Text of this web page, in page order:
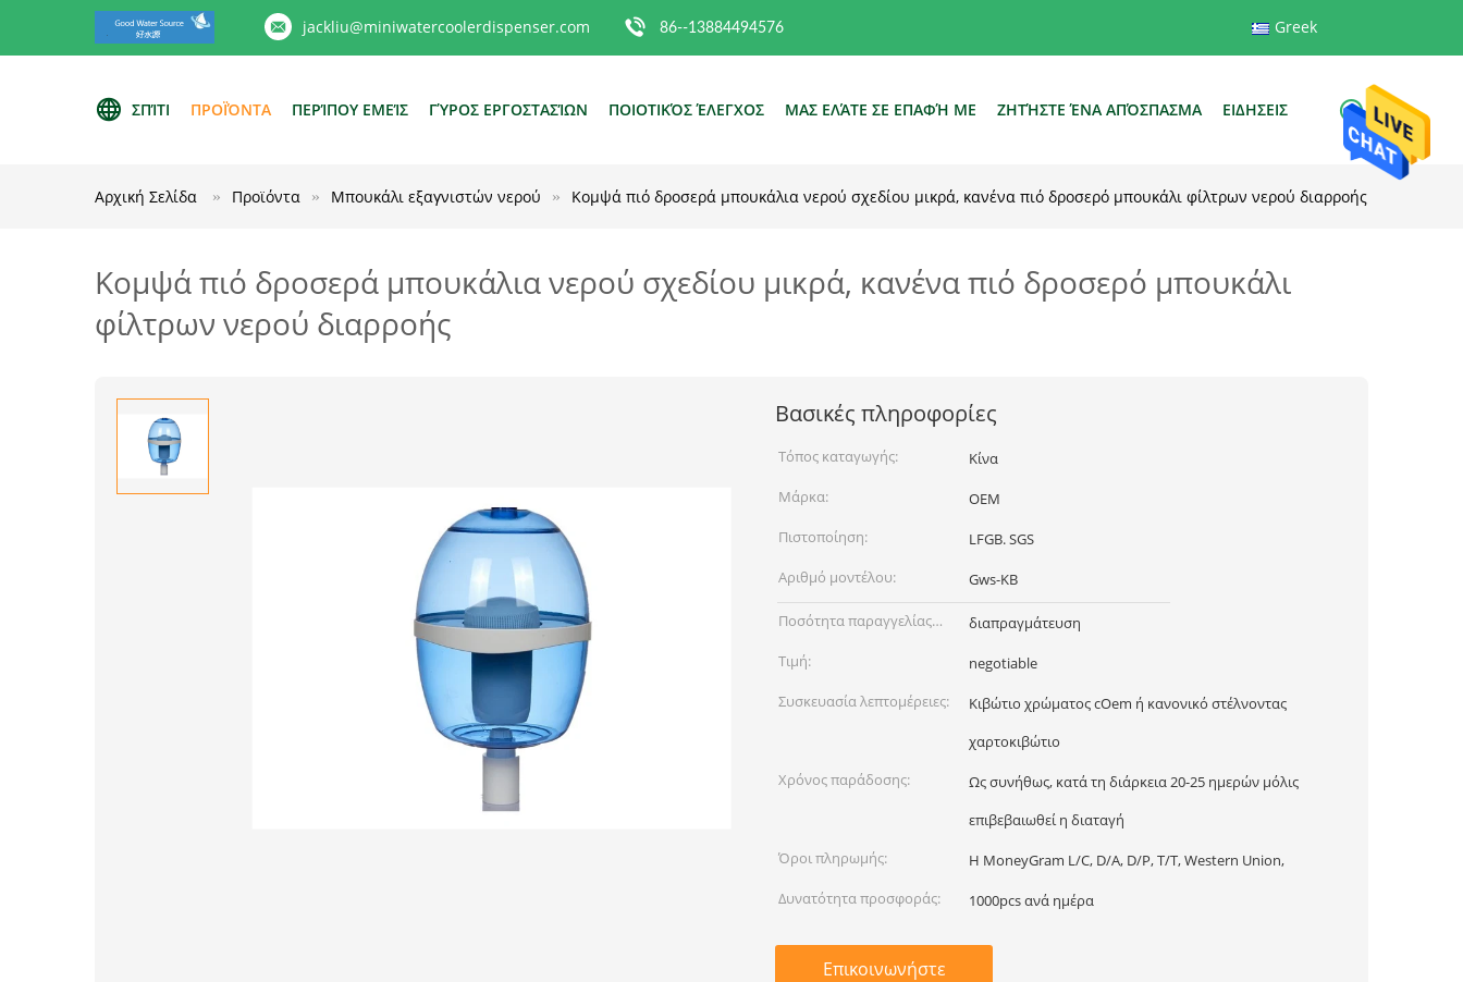
jackliu@miniwatercoolerdispenser.com 86--13884494576 Greek
ΣΠΊΤΙ ΠΡΟΪΌΝΤΑ ΠΕΡΊΠΟΥ ΕΜΕΊΣ ΓΎΡΟΣ ΕΡΓΟΣΤΑΣΊΩΝ ΠΟΙΟΤΙΚΌΣ ΈΛΕΓΧΟΣ ΜΑΣ ΕΛΆΤΕ ΣΕ ΕΠΑΦΉ ΜΕ ΖΗΤΉΣΤΕ ΈΝΑ ΑΠΌΣΠΑΣΜΑ ΕΙΔΗΣΕΙΣ
Αρχική Σελίδα Προϊόντα Μπουκάλι εξαγνιστών νερού Κομψά πιό δροσερά μπουκάλια νερού σχεδίου μικρά, κανένα πιό δροσερό μπουκάλι φίλτρων νερού διαρροής
Κομψά πιό δροσερά μπουκάλια νερού σχεδίου μικρά, κανένα πιό δροσερό μπουκάλι
φίλτρων νερού διαρροής
Βασικές πληροφορίες
Τόπος καταγωγής:
Κίνα
Μάρκα:
OEM
Πιστοποίηση:
LFGB. SGS
Αριθμό μοντέλου:
Gws-KB
Ποσότητα παραγγελίας
min:
διαπραγμάτευση
Τιμή:
negotiable
Συσκευασία λεπτομέρειες:
Κιβώτιο χρώματος cOem ή κανονικό στέλνοντας
χαρτοκιβώτιο
Χρόνος παράδοσης:
Ως συνήθως, κατά τη διάρκεια 20-25 ημερών μόλις
επιβεβαιωθεί η διαταγή
Όροι πληρωμής:
Η MoneyGram L/C, D/A, D/P, T/T, Western Union,
Δυνατότητα προσφοράς:
1000pcs ανά ημέρα
Επικοινωνήστε